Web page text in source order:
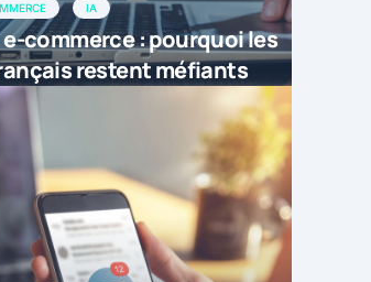
IA
e-commerce : pourquoi les
restent méfiants